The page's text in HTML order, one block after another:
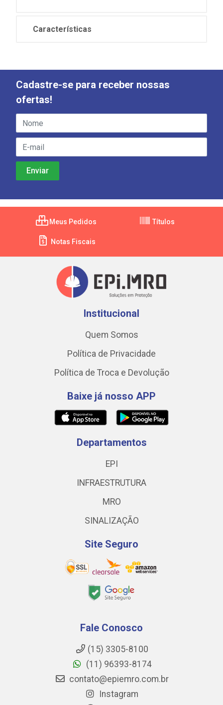
Características
Cadastre-se para receber nossas
ofertas!
Meus Pedidos Títulos
Notas Fiscais
Institucional
Quem Somos
Política de Privacidade
Política de Troca e Devolução
Baixe já nosso APP
Departamentos
EPI
INFRAESTRUTURA
MRO
SINALIZAÇÃO
Site Seguro
Fale Conosco
(15) 3305-8100
(11) 96393-8174
contato@epiemro.com.br
Instagram